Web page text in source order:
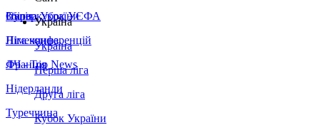
Збірна України
Італія
Німеччина
Франція
Нідерланди
Туреччина
Суперкубок УЄФА
Ліга конференцій
ЛЧ - Top News
Україна
Україна
Перша ліга
Друга ліга
Кубок України